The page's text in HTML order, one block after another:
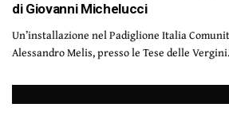
di Giovanni Michelucci
Un’installazione nel Padiglione Italia
Alessandro Melis, presso le Tese delle